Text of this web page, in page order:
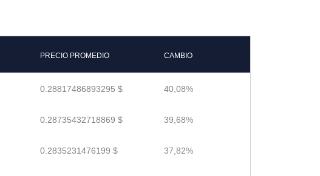
PRECIO PROMEDIO CAMBIO
0.28817486893295 $ 40,08%
0.28735432718869 $ 39,68%
0.2835231476199 $ 37,82%